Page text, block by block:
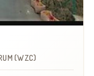
(WZC)